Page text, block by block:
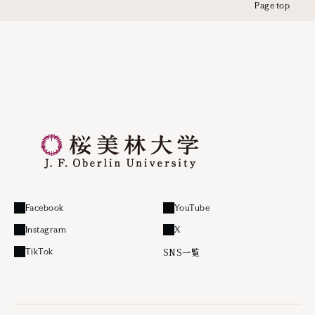
Page top
Facebook
外部リンク
YouTube
外部リンク
Instagram
外部リンク
X
外部リンク
TikTok
外部リンク SNS一覧